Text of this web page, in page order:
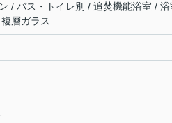
/ バス・トイレ別 / 追焚機能浴室 / 浴
層ガラス